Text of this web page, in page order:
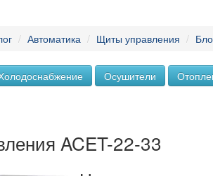
/ Автоматика / Щиты управления /
Осушители
ACET-22-33